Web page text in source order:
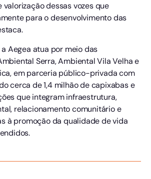
dessas vozes que
para o desenvolvimento das
Aegea atua por meio das
Serra, Ambiental Vila Velha e
em parceria público-privada com
cerca de 1,4 milhão de capixabas e
que integram infraestrutura,
relacionamento comunitário e
à promoção da qualidade de vida